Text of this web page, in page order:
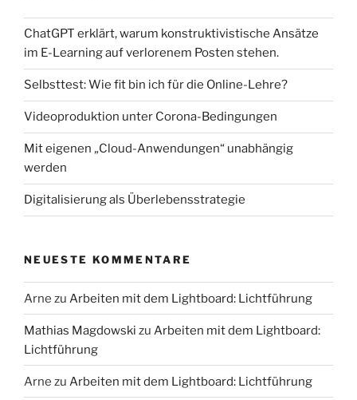
ChatGPT erklärt, warum konstruktivistische Ansätze
im E-Learning auf verlorenem Posten stehen.
Selbsttest: Wie fit bin ich für die Online-Lehre?
Videoproduktion unter Corona-Bedingungen
Mit eigenen „Cloud-Anwendungen“ unabhängig
werden
Digitalisierung als Überlebensstrategie
NEUESTE KOMMENTARE
Arne zu Arbeiten mit dem Lightboard: Lichtführung
Mathias Magdowski zu Arbeiten mit dem Lightboard:
Lichtführung
Arne zu Arbeiten mit dem Lightboard: Lichtführung